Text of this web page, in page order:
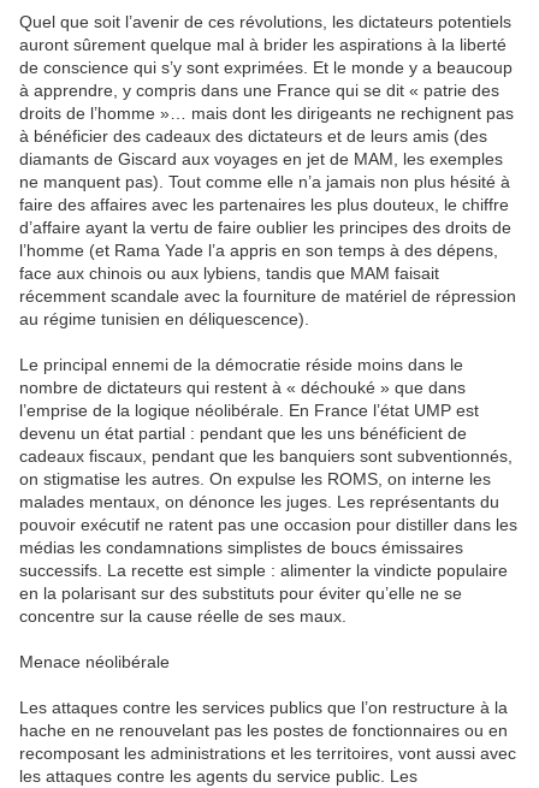
Quel que soit l’avenir de ces révolutions, les dictateurs potentiels
auront sûrement quelque mal à brider les aspirations à la liberté
de conscience qui s’y sont exprimées. Et le monde y a beaucoup
à apprendre, y compris dans une France qui se dit « patrie des
droits de l’homme »… mais dont les dirigeants ne rechignent pas
à bénéficier des cadeaux des dictateurs et de leurs amis (des
diamants de Giscard aux voyages en jet de MAM, les exemples
ne manquent pas). Tout comme elle n’a jamais non plus hésité à
faire des affaires avec les partenaires les plus douteux, le chiffre
d’affaire ayant la vertu de faire oublier les principes des droits de
l’homme (et Rama Yade l’a appris en son temps à des dépens,
face aux chinois ou aux lybiens, tandis que MAM faisait
récemment scandale avec la fourniture de matériel de répression
au régime tunisien en déliquescence).
Le principal ennemi de la démocratie réside moins dans le
nombre de dictateurs qui restent à « déchouké » que dans
l’emprise de la logique néolibérale. En France l’état UMP est
devenu un état partial : pendant que les uns bénéficient de
cadeaux fiscaux, pendant que les banquiers sont subventionnés,
on stigmatise les autres. On expulse les ROMS, on interne les
malades mentaux, on dénonce les juges. Les représentants du
pouvoir exécutif ne ratent pas une occasion pour distiller dans les
médias les condamnations simplistes de boucs émissaires
successifs. La recette est simple : alimenter la vindicte populaire
en la polarisant sur des substituts pour éviter qu’elle ne se
concentre sur la cause réelle de ses maux.
Menace néolibérale
Les attaques contre les services publics que l’on restructure à la
hache en ne renouvelant pas les postes de fonctionnaires ou en
recomposant les administrations et les territoires, vont aussi avec
les attaques contre les agents du service public. Les